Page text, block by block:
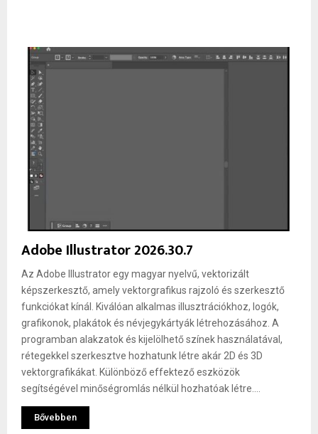
Adobe Illustrator 2026.30.7
Az Adobe Illustrator egy magyar nyelvű, vektorizált
képszerkesztő, amely vektorgrafikus rajzoló és szerkesztő
funkciókat kínál. Kiválóan alkalmas illusztrációkhoz, logók,
grafikonok, plakátok és névjegykártyák létrehozásához. A
programban alakzatok és kijelölhető színek használatával,
rétegekkel szerkesztve hozhatunk létre akár 2D és 3D
vektorgrafikákat. Különböző effektező eszközök
segítségével minőségromlás nélkül hozhatóak létre....
Bővebben